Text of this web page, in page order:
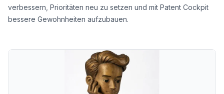
verbessern, Prioritäten neu zu setzen und mit Patent Cockpit
bessere Gewohnheiten aufzubauen.